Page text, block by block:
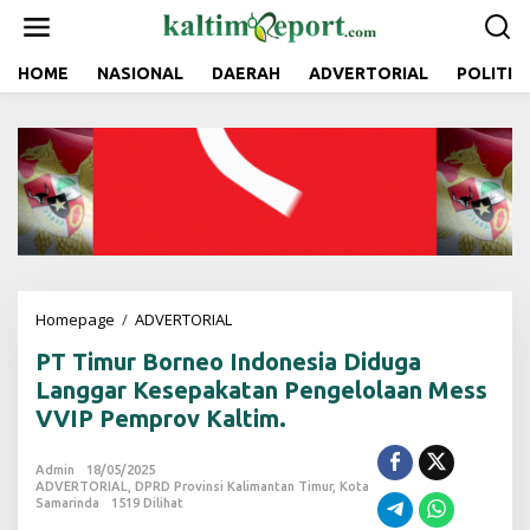
t
HOME NASIONAL DAERAH ADVERTORIAL POLITIK
Homepage / ADVERTORIAL
T
i
m
u
o
PT Timur Borneo Indonesia Diduga
Langgar Kesepakatan Pengelolaan Mess
VVIP Pemprov Kaltim.
Admin
18/05/2025
ADVERTORIAL
DPRD Provinsi Kalimantan Timur, Kota
Samarinda
1519 Dilihat